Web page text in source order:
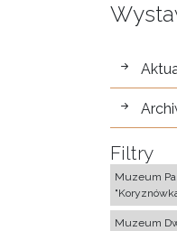
Filtry
Muzeum
Muzeum